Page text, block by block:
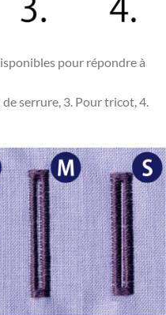
pour répondre à
serrure, 3. Pour tricot, 4.